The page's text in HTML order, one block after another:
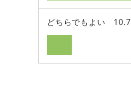
どちらでもよい